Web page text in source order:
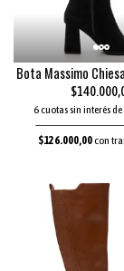
Bota Massimo
6 cuotas sin interés
$126.000,00con